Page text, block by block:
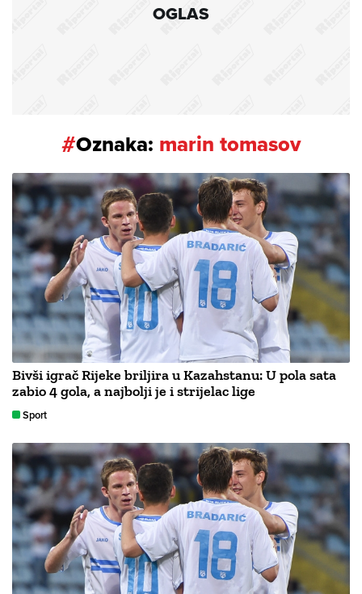
OGLAS
#Oznaka: marin tomasov
Bivši igrač Rijeke briljira u Kazahstanu: U pola sata
zabio 4 gola, a najbolji je i strijelac lige
Sport